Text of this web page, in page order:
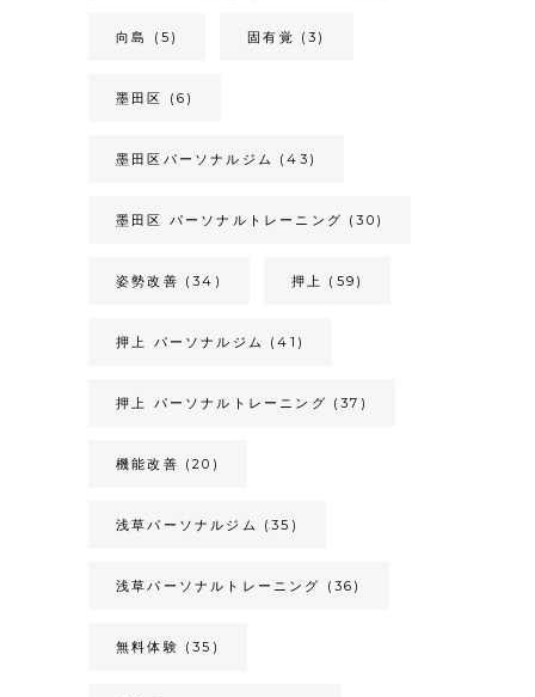
向島 (5) 固有覚 (3)
墨田区 (6)
墨田区パーソナルジム (43)
墨田区 パーソナルトレーニング (30)
姿勢改善 (34) 押上 (59)
押上 パーソナルジム (41)
押上 パーソナルトレーニング (37)
機能改善 (20)
浅草パーソナルジム (35)
浅草パーソナルトレーニング (36)
無料体験 (35)